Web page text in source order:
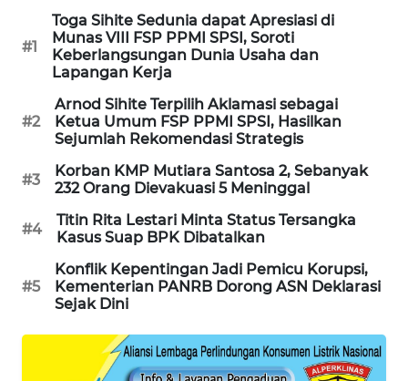
#1
Toga Sihite Sedunia dapat Apresiasi di
Munas VIII FSP PPMI SPSI, Soroti
Keberlangsungan Dunia Usaha dan
Lapangan Kerja
#2
Arnod Sihite Terpilih Aklamasi sebagai
Ketua Umum FSP PPMI SPSI, Hasilkan
Sejumlah Rekomendasi Strategis
#3
Korban KMP Mutiara Santosa 2, Sebanyak
232 Orang Dievakuasi 5 Meninggal
#4
Titin Rita Lestari Minta Status Tersangka
Kasus Suap BPK Dibatalkan
#5
Konflik Kepentingan Jadi Pemicu Korupsi,
Kementerian PANRB Dorong ASN Deklarasi
Sejak Dini
LISTRIK
MASYARAKAT
WALINKI
ID
MARTABAT
NET